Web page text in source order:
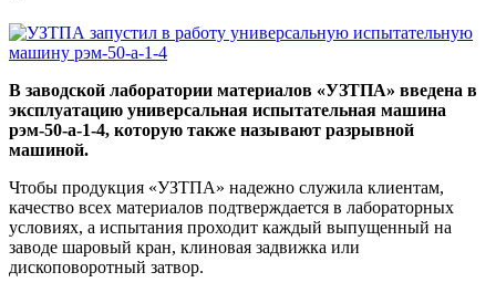
В заводской лаборатории материалов «УЗТПА» введена в
эксплуатацию универсальная испытательная машина
рэм-50-а-1-4, которую также называют разрывной
машиной.
Чтобы продукция «УЗТПА» надежно служила клиентам,
качество всех материалов подтверждается в лабораторных
условиях, а испытания проходит каждый выпущенный на
заводе шаровый кран, клиновая задвижка или
дископоворотный затвор.